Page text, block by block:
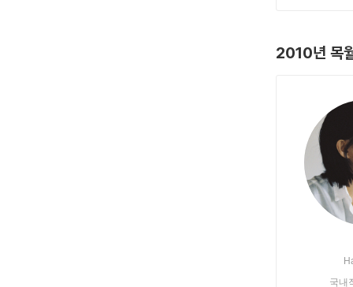
2010년 목
국내